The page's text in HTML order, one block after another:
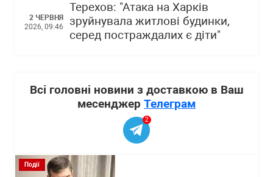
2 ЧЕРВНЯ
2026, 09:46
Терехов: "Атака на Харків
зруйнувала житлові будинки,
серед постраждалих є діти"
Всі головні новини з доставкою в Ваш
месенджер Телеграм
2
Події